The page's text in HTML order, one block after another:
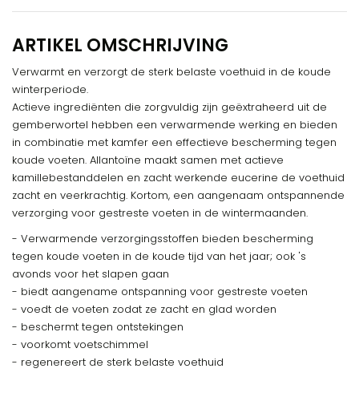
ARTIKEL OMSCHRIJVING
Verwarmt en verzorgt de sterk belaste voethuid in de koude
winterperiode.
Actieve ingrediënten die zorgvuldig zijn geëxtraheerd uit de
gemberwortel hebben een verwarmende werking en bieden
in combinatie met kamfer een effectieve bescherming tegen
koude voeten. Allantoïne maakt samen met actieve
kamillebestanddelen en zacht werkende eucerine de voethuid
zacht en veerkrachtig. Kortom, een aangenaam ontspannende
verzorging voor gestreste voeten in de wintermaanden.
- Verwarmende verzorgingsstoffen bieden bescherming
tegen koude voeten in de koude tijd van het jaar; ook 's
avonds voor het slapen gaan
- biedt aangename ontspanning voor gestreste voeten
- voedt de voeten zodat ze zacht en glad worden
- beschermt tegen ontstekingen
- voorkomt voetschimmel
- regenereert de sterk belaste voethuid